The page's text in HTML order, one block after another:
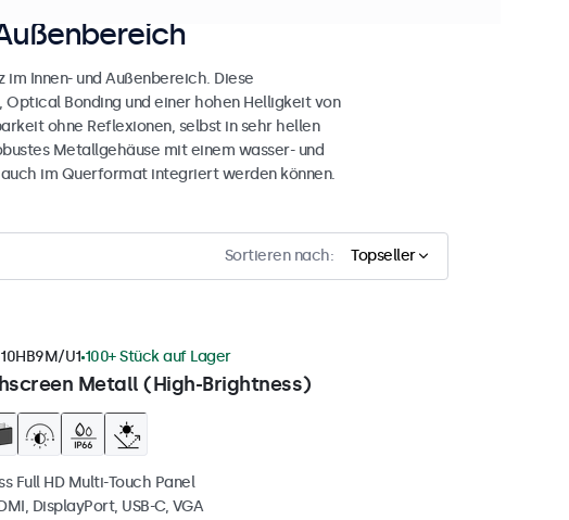
Innen- und Außenbereich. Diese
Bonding und einer hohen Helligkeit von
ohne Reflexionen, selbst in sehr hellen
Metallgehäuse mit einem wasser- und
im Querformat integriert werden können.
Sortieren nach: Topseller
Metall (High-Brightness)
10HB9M/U1 100+ Stück auf Lager
Full HD Multi-Touch Panel
DisplayPort, USB-C, VGA